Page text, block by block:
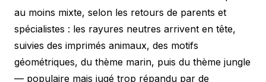
au moins mixte, selon les retours de parents et
spécialistes : les rayures neutres arrivent en tête,
suivies des imprimés animaux, des motifs
géométriques, du thème marin, puis du thème jungle
— populaire mais jugé trop répandu par de